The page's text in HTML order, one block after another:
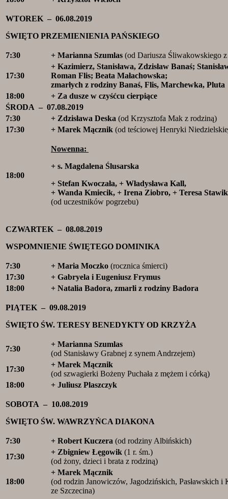
WTOREK – 06.08.2019
ŚWIĘTO PRZEMIENIENIA PAŃSKIEGO
7:30 + Marianna Szumlas (od Dariusza Śliwakowskiego
17:30
+ Kazimierz, Stanisława, Zdzisław Banaś;
Roman Flis; Beata Małachowska;
zmarłych z rodziny Banaś, Flis, Marchewka, Pluta
18:00
+ Za dusze w czyśćcu cierpiące
ŚRODA – 07.08.2019
7:30
+ Zdzisława Deska (od Krzysztofa Mak z rodziną)
17:30
+ Marek Mącznik (od teściowej Henryki
18:00
Nowenna:
+ s. Magdalena Ślusarska
+ Stefan Kwoczała, + Władysława Kall,
+ Wanda Kmiecik, + Irena Ziobro, + Teresa Stawik
(od uczestników pogrzebu)
CZWARTEK – 08.08.2019
WSPOMNIENIE ŚWIĘTEGO DOMINIKA
7:30 + Maria Moczko (rocznica śmierci)
17:30
+ Gabryela i Eugeniusz Frymus
18:00
+ Natalia Badora, zmarli z rodziny Badora
PIĄTEK – 09.08.2019
ŚWIĘTO ŚW. TERESY BENEDYKTY OD KRZYŻA
7:30
+ Marianna Szumlas
(od Stanisławy Grabnej z synem Andrzejem)
17:30
+ Marek Mącznik
(od szwagierki Bożeny Puchała z mężem i córką)
18:00
+ Juliusz Plaszczyk
SOBOTA – 10.08.2019
ŚWIĘTO ŚW. WAWRZYŃCA DIAKONA
7:30 + Robert Kuczera (od rodziny Albińskich)
17:30
+ Zbigniew Łęgowik (1 r. śm.)
(od żony, dzieci i brata z rodziną)
18:00
+ Marek Mącznik
(od rodzin Janowiczów, Jagodzińskich, Pasławskich i
ze Szczecina)